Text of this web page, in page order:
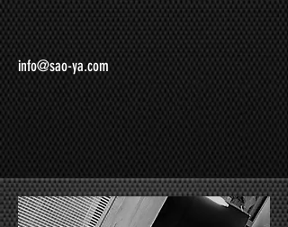
info@sao-ya.com